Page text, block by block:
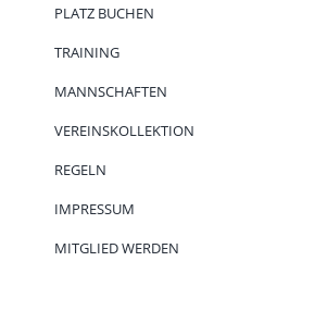
PLATZ BUCHEN
TRAINING
MANNSCHAFTEN
VEREINSKOLLEKTION
REGELN
IMPRESSUM
MITGLIED WERDEN